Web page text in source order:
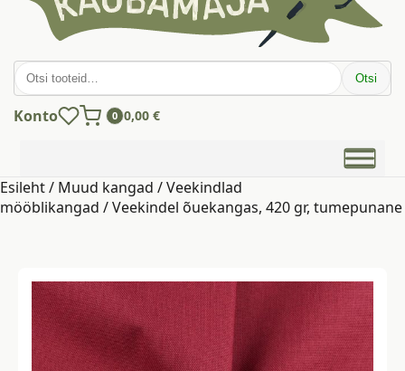
Otsi: Otsi
Konto 0 0,00 €
Esileht/ Muud kangad /Veekindlad
mööblikangad / Veekindel õuekangas, 420 gr, tumepunane